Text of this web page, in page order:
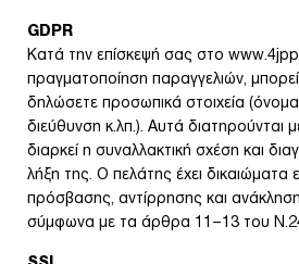
GDPR
Κατά την επίσκεψή σας στο
πραγματοποίηση παραγγελιών,
δηλώσετε προσωπικά στοιχεία
διεύθυνση κ.λπ.). Αυτά διατηρούνται
διαρκεί η συναλλακτική σχέση και
λήξη της. Ο πελάτης έχει δικαιώματα
πρόσβασης, αντίρρησης και
σύμφωνα με τα άρθρα 11–13 του